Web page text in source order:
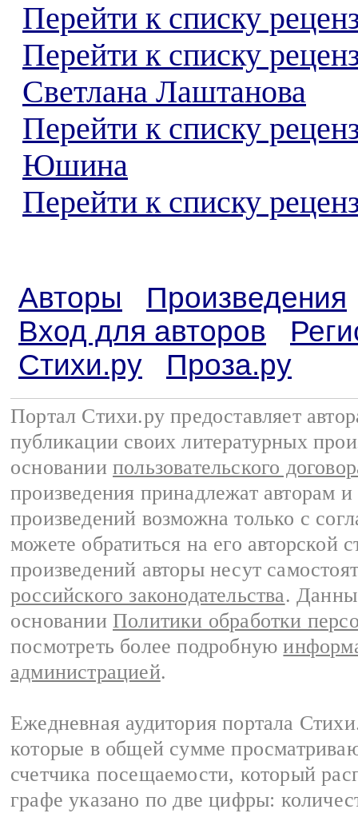
Перейти к списку
Перейти к списку
Светлана Лаштанова
Перейти к списку
Юшина
Перейти к списку
Авторы
Произведения
Вход для авторов
Стихи.ру
Проза.ру
Портал Стихи.ру предоставляет
публикации своих литературных
основании пользовательского
произведения принадлежат авторам
произведений возможна только с
можете обратиться на его авторской
произведений авторы несут
российского законодательства.
основании Политики обработки
посмотреть более подробную
администрацией.
Ежедневная аудитория портала
которые в общей сумме
счетчика посещаемости, который
графе указано по две цифры: